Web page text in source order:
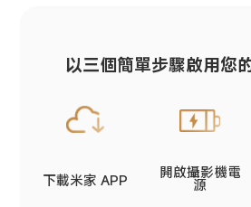
以三個簡單步驟啟用您
下載米家 APP 開啟攝影機電
源